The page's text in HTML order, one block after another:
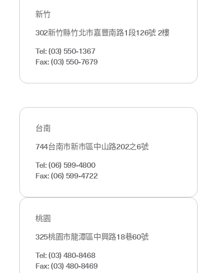
新竹
302新竹縣竹北市嘉豐南路1段126號 2樓
Tel: (03) 550-1367
Fax: (03) 550-7679
台南
744台南市新市區中山路202之6號
Tel: (06) 599-4800
Fax: (06) 599-4722
桃園
325桃園市龍潭區中興路18巷60號
Tel: (03) 480-8468
Fax: (03) 480-8469